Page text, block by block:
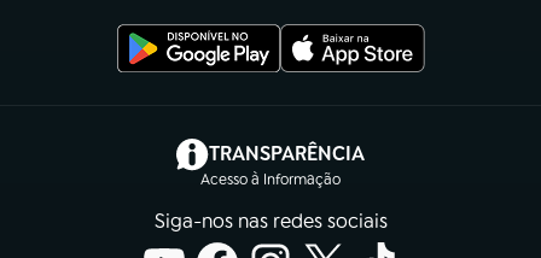
TRANSPARÊNCIA
Acesso à Informação
(abre em nova aba)
Siga-nos nas redes sociais